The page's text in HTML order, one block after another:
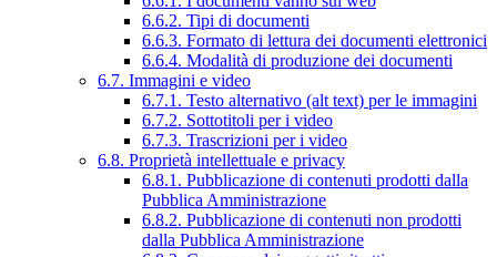
6.6.2. Tipi di documenti
6.6.3. Formato di lettura dei documenti elettronici
6.6.4. Modalità di produzione dei documenti
6.7. Immagini e video
6.7.1. Testo alternativo (alt text) per le immagini
6.7.2. Sottotitoli per i video
6.7.3. Trascrizioni per i video
6.8. Proprietà intellettuale e privacy
6.8.1. Pubblicazione di contenuti prodotti dalla
Pubblica Amministrazione
6.8.2. Pubblicazione di contenuti non prodotti
dalla Pubblica Amministrazione